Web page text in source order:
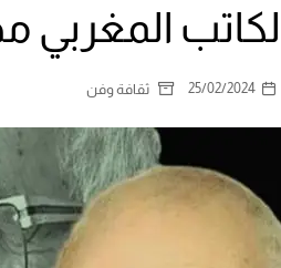
المغربي
25/02/2024 ثقافة وفن